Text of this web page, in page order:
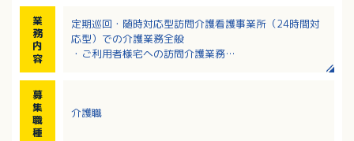
業
務
内
容
定期巡回・随時対応型訪問介護看護事業所（24時間対
応型）での介護業務全般
・ご利用者様宅への訪問介護業務
代：実費支給）、バイク（原付）、電動自転車の貸出
募
集
職
種
介護職